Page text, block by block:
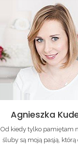
Agnieszka
Od kiedy tylko pamiętam
śluby są moją pasją, którą